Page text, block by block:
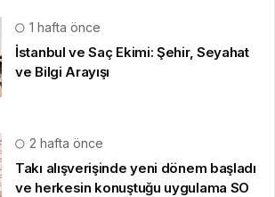
1 hafta önce
İstanbul ve Saç Ekimi: Şehir, Seyahat
ve Bilgi Arayışı
2 hafta önce
Takı alışverişinde yeni dönem başladı
ve herkesin konuştuğu uygulama SO